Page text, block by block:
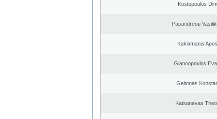
Kostopoulos
Papandreou
Kaklamanis
Giannopoulos
Geitonas
Katsanevas